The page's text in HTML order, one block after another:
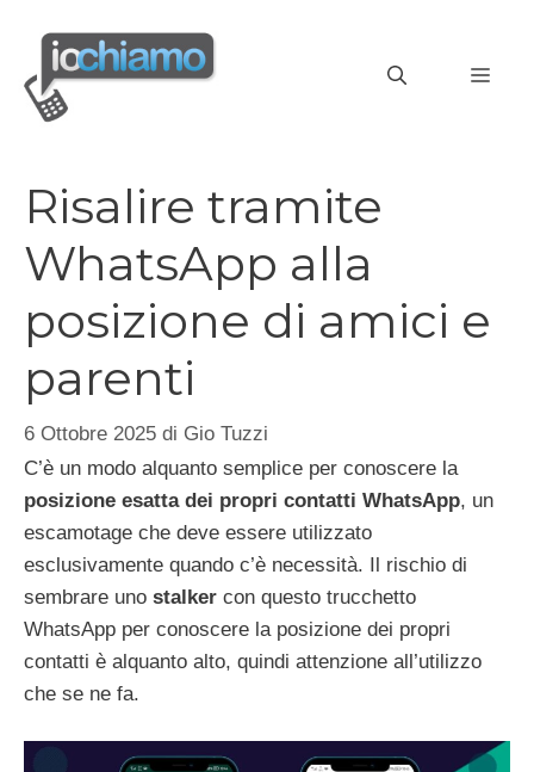
contenuto
Risalire tramite
WhatsApp alla
posizione di amici e
parenti
6 Ottobre 2025 di Gio Tuzzi
C’è un modo alquanto semplice per conoscere la
posizione esatta dei propri contatti WhatsApp, un
escamotage che deve essere utilizzato
esclusivamente quando c’è necessità. Il rischio di
sembrare uno stalker con questo trucchetto
WhatsApp per conoscere la posizione dei propri
contatti è alquanto alto, quindi attenzione all’utilizzo
che se ne fa.